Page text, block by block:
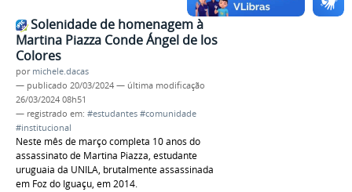
Solenidade de homenagem à
Martina Piazza Conde Ángel de los
Colores
por michele.dacas
— publicado 20/03/2024 — última modificação
26/03/2024 08h51
— registrado em: #estudantes #comunidade
#institucional
Neste mês de março completa 10 anos do
assassinato de Martina Piazza, estudante
uruguaia da UNILA, brutalmente assassinada
em Foz do Iguaçu, em 2014.